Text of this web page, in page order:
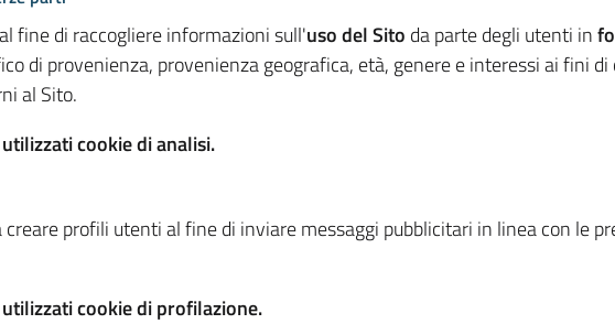
fine di raccogliere informazioni sull'uso del Sito da parte degli utenti in
di provenienza, provenienza geografica, età, genere e interessi ai fini
al Sito.
cookie di analisi.
creare profili utenti al fine di inviare messaggi pubblicitari in linea con le
cookie di profilazione.